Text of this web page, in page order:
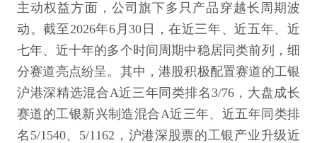
主动权益方面，公司旗下多只产品穿越长周期波
动。截至2026年6月30日，在近三年、近五年、近
七年、近十年的多个时间周期中稳居同类前列，细
分赛道亮点纷呈。其中，港股积极配置赛道的工银
沪港深精选混合A近三年同类排名3/76，大盘成长
赛道的工银新兴制造混合A近三年、近五年同类排
名5/1540、5/1162，沪港深股票的工银产业升级近